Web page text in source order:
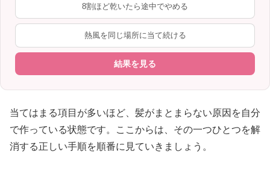
8割ほど乾いたら途中でやめる
熱風を同じ場所に当て続ける
結果を見る
当てはまる項目が多いほど、髪がまとまらない原因を自分
で作っている状態です。ここからは、その一つひとつを解
消する正しい手順を順番に見ていきましょう。